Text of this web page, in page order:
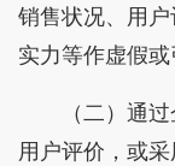
销售状况、用
实力等作虚假或
（二）通
用户评价，或